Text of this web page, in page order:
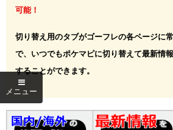
可能！
切り替え用のタブがゴーフレの各ページに
で、いつでもポケマピに切り替えて最新情
することができます。